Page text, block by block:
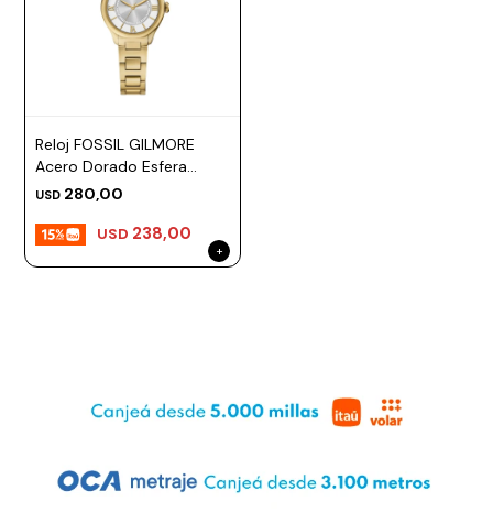
Reloj FOSSIL GILMORE
Acero Dorado Esfera
28mm
USD 280,00
USD 238,00